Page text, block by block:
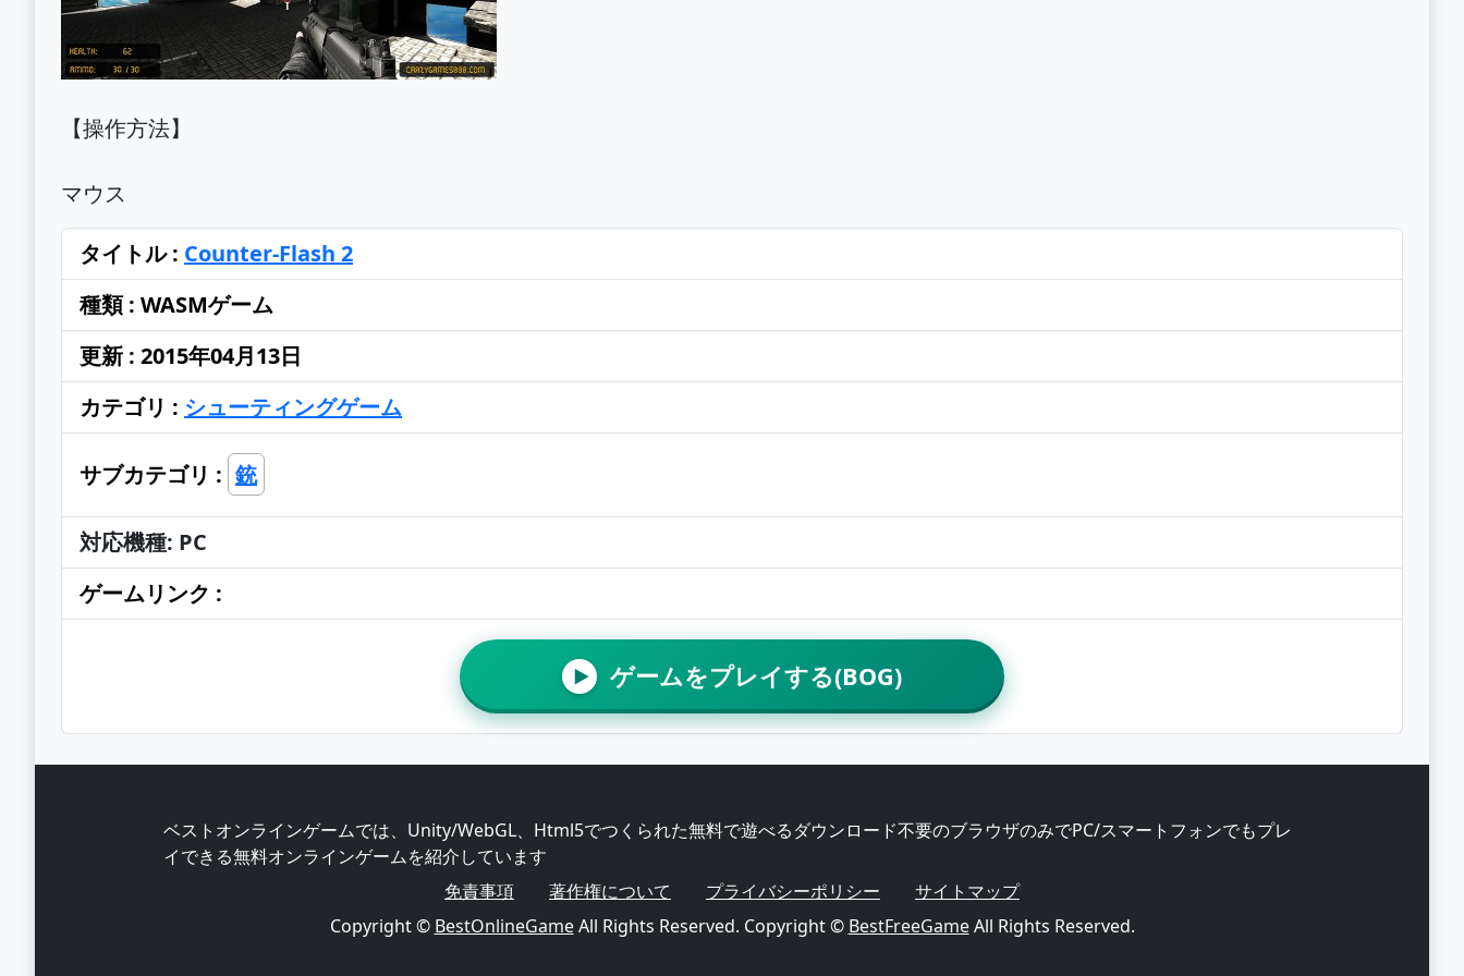
【操作方法】
マウス
タイトル : Counter-Flash 2
種類 : WASMゲーム
更新 : 2015年04月13日
カテゴリ : シューティングゲーム
サブカテゴリ : 銃
対応機種: PC
ゲームリンク :
▶ ゲームをプレイする(BOG)
ベストオンラインゲームでは、Unity/WebGL、Html5でつくられた無料で遊べるダウンロード不要のブラウザのみでPC/スマートフォンでもプレ
イできる無料オンラインゲームを紹介しています
免責事項
著作権について プライバシーポリシー
サイトマップ
Copyright © BestOnlineGameAll Rights Reserved. Copyright © BestFreeGameAll Rights Reserved.